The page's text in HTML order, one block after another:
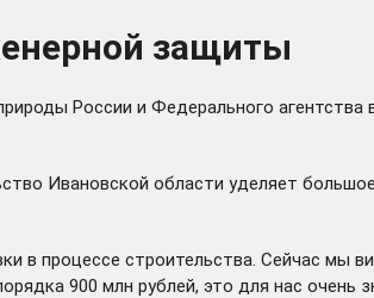
защиты
России и Федерального агентства
Ивановской области уделяет
в процессе строительства. Сейчас мы
900 млн рублей, это для нас очень